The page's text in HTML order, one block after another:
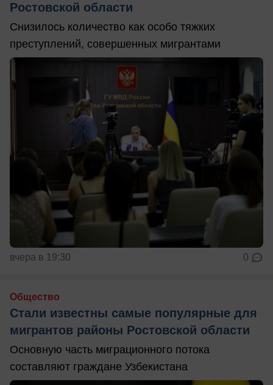
Ростовской области
Снизилось количество как особо тяжких
преступлений, совершенных мигрантами
вчера в 19:30 0
Общество
Стали известны самые популярные для
мигрантов районы Ростовской области
Основную часть миграционного потока
составляют граждане Узбекистана